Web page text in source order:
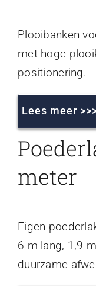
Plooibanken
met hoge
positionering.
Lees meer
meter
Eigen
6 m lang, 1,9
duurzame